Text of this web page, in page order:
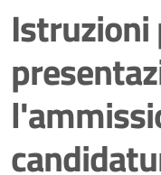
Istruzioni